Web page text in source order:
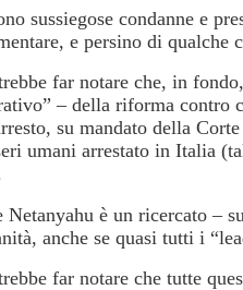
sussiegose condanne e
e persino di qualche
far notare che, in
– della riforma contro
su mandato della
umani arrestato in Italia
Netanyahu è un ricercato –
anche se quasi tutti i
far notare che tutte